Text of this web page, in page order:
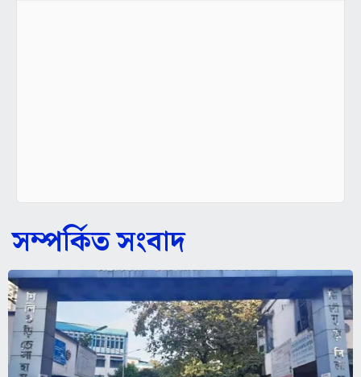
সম্পর্কিত সংবাদ